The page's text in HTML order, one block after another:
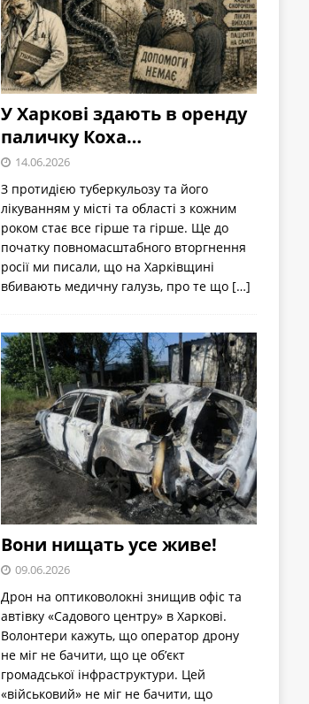
У Харкові здають в оренду
паличку Коха…
14.06.2026
З протидією туберкульозу та його
лікуванням у місті та області з кожним
роком стає все гірше та гірше. Ще до
початку повномасштабного вторгнення
росії ми писали, що на Харківщині
вбивають медичну галузь, про те що […]
Вони нищать усе живе!
09.06.2026
Дрон на оптиковолокні знищив офіс та
автівку «Садового центру» в Харкові.
Волонтери кажуть, що оператор дрону
не міг не бачити, що це об’єкт
громадської інфраструктури. Цей
«військовий» не міг не бачити, що